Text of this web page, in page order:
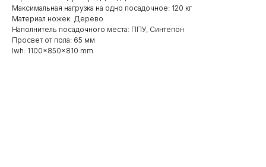
Максимальная нагрузка на одно посадочное: 120 кг
Материал ножек: Дерево
Наполнитель посадочного места: ППУ, Синтепон
Просвет от пола: 65 мм
lwh: 1100x850x810 mm